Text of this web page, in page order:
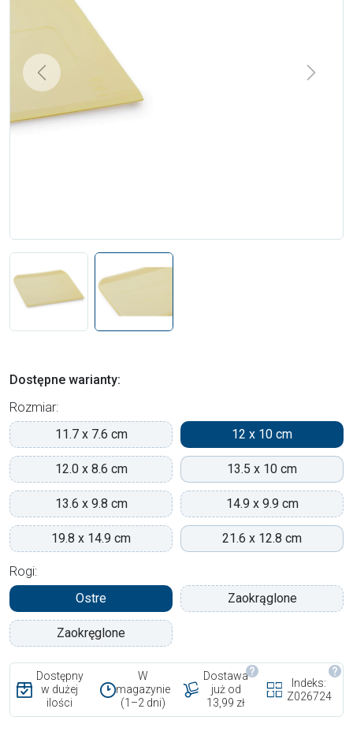
Previous Next
Dostępne warianty:
Rozmiar:
11.7 x 7.6 cm
12 x 10 cm
12.0 x 8.6 cm 13.5 x 10 cm
13.6 x 9.8 cm 14.9 x 9.9 cm
19.8 x 14.9 cm 21.6 x 12.8 cm
Rogi:
Ostre
Zaokrąglone
Zaokręglone
Dostępny
w dużej
ilości
W
magazynie
(1–2 dni)
Dostawa
już od
13,99 zł
Indeks:
Z026724